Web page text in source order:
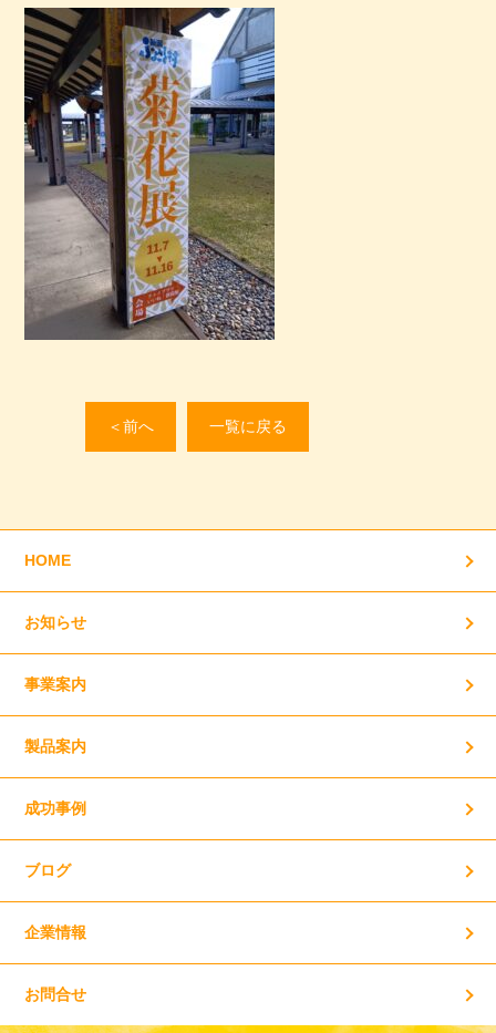
＜前へ 一覧に戻る
HOME
お知らせ
事業案内
製品案内
成功事例
ブログ
企業情報
お問合せ